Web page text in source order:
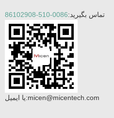
تماس بگیرید:0086-510-86102908
یا ایمیل:micen@micentech.com